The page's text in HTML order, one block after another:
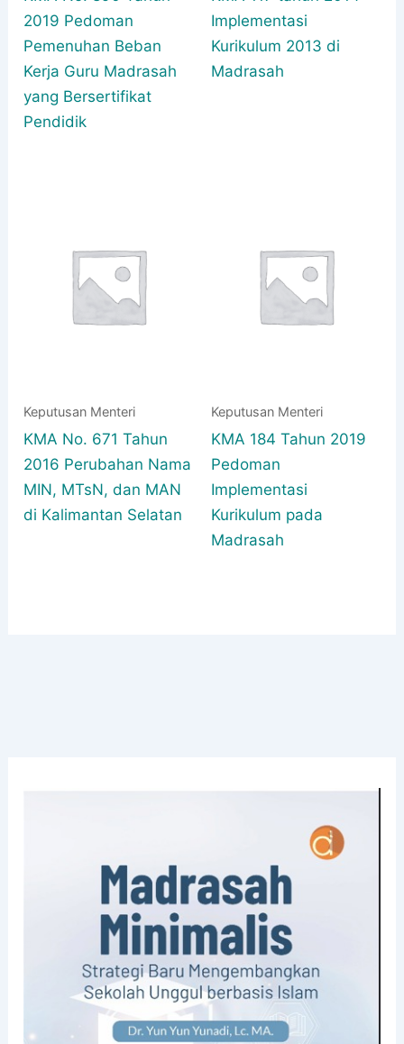
2019 Pedoman
Pemenuhan Beban
Kerja Guru Madrasah
yang Bersertifikat
Pendidik
Implementasi
Kurikulum 2013 di
Madrasah
Keputusan Menteri
KMA No. 671 Tahun
2016 Perubahan Nama
MIN, MTsN, dan MAN
di Kalimantan Selatan
Keputusan Menteri
KMA 184 Tahun 2019
Pedoman
Implementasi
Kurikulum pada
Madrasah